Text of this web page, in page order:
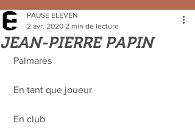
JEAN-PIERRE PAPIN
PAUSE ELEVEN
2 avr. 2020 2 min de lecture
Palmarès
En tant que joueur
En club